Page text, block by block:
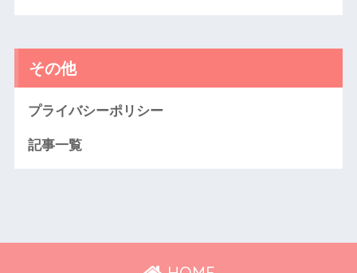
その他
プライバシーポリシー
記事一覧